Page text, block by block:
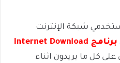
شبكة الإنترنت
برنامج Internet Download
كل ما يريدون اثناء